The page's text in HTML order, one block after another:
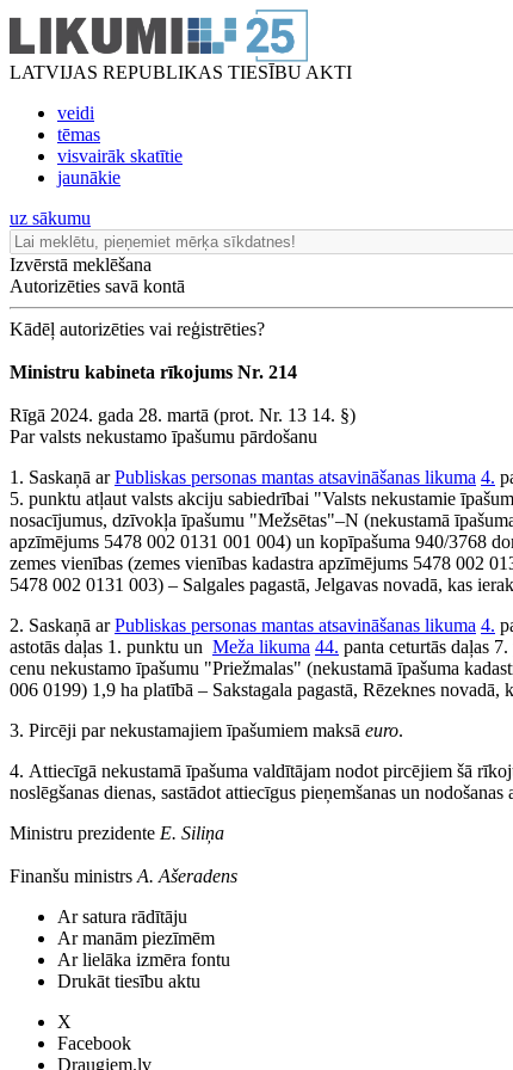
LATVIJAS REPUBLIKAS TIESĪBU AKTI
veidi
tēmas
visvairāk skatītie
jaunākie
uz sākumu
Izvērstā meklēšana
Autorizēties savā kontā
Kādēļ autorizēties vai reģistrēties?
Ministru kabineta rīkojums Nr. 214
Rīgā 2024. gada 28. martā (prot. Nr. 13 14. §)
Par valsts nekustamo īpašumu pārdošanu
1. Saskaņā arPubliskas personas mantas atsavināšanas likuma 4.
5. punktu atļaut valsts akciju sabiedrībai "Valsts nekustamie
nosacījumus, dzīvokļa īpašumu "Mežsētas"–N (nekustamā
apzīmējums 5478 002 0131 001 004) un kopīpašuma 940/3768
zemes vienības (zemes vienības kadastra apzīmējums 5478 002
5478 002 0131 003) – Salgales pagastā, Jelgavas novadā, kas
2. Saskaņā arPubliskas personas mantas atsavināšanas likuma 4.
astotās daļas 1. punktu un Meža likuma 44. panta ceturtās daļas
cenu nekustamo īpašumu "Priežmalas" (nekustamā īpašuma
006 0199) 1,9 ha platībā – Sakstagala pagastā, Rēzeknes
3. Pircēji par nekustamajiem īpašumiem maksā euro.
4. Attiecīgā nekustamā īpašuma valdītājam nodot pircējiem šā
noslēgšanas dienas, sastādot attiecīgus pieņemšanas un nodošanas
Ministru prezidente E. Siliņa
Finanšu ministrs A. Ašeradens
Ar satura rādītāju
Ar manām piezīmēm
Ar lielāka izmēra fontu
Drukāt tiesību aktu
X
Facebook
Draugiem.lv